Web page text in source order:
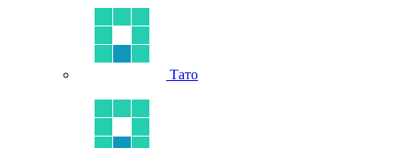
Тато